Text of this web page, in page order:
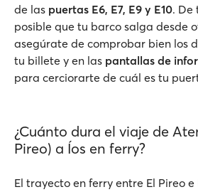
de las puertas E6, E7, E9 y E10. De
posible que tu barco salga desde
asegúrate de comprobar bien los
tu billete y en las pantallas de
para cerciorarte de cuál es tu
¿Cuánto dura el viaje de
Pireo) a Íos en ferry?
El trayecto en ferry entre El Pireo